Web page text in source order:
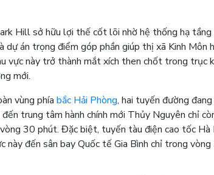
Hill sở hữu lợi thế cốt lõi nhờ hệ thống hạ tầng
án trọng điểm góp phần giúp thị xã Kinh Môn
vực này trở thành mắt xích then chốt trong trục
mới.
vùng phía bắc Hải Phòng, hai tuyến đường
trung tâm hành chính mới Thủy Nguyên chỉ
30 phút. Đặc biệt, tuyến tàu điện cao tốc Hà
đến sân bay Quốc tế Gia Bình chỉ trong